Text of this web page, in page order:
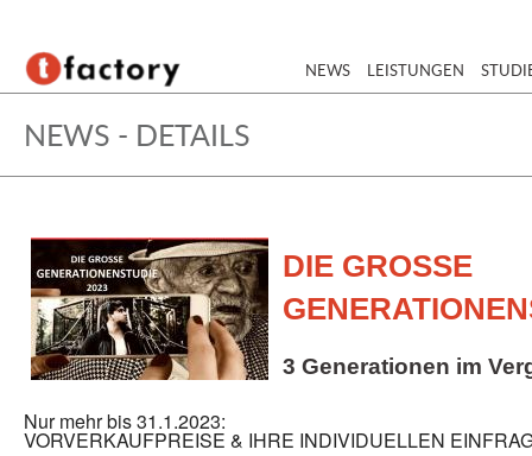
NEWS LEISTUNGEN
NEWS - DETAILS
DIE GROSSE
3 Generationen im
Nur mehr bis 31.1.2023:
VORVERKAUFPREISE & IHRE INDIVIDUELLEN